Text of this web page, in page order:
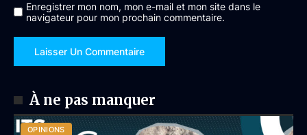
Enregistrer mon nom, mon e-mail et mon site dans le
navigateur pour mon prochain commentaire.
À ne pas manquer
OPINIONS